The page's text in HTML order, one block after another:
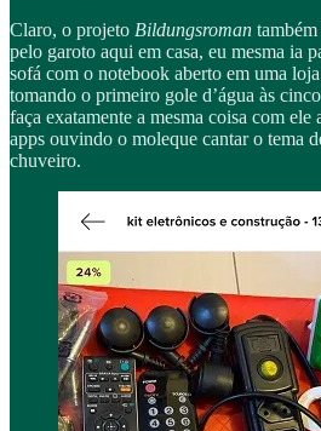
Claro, o projeto Bildungsroman
pelo garoto aqui em casa, eu mesma ia
sofá com o notebook aberto em uma
tomando o primeiro gole d’água às
faça exatamente a mesma coisa com
apps ouvindo o moleque cantar o tema
chuveiro.